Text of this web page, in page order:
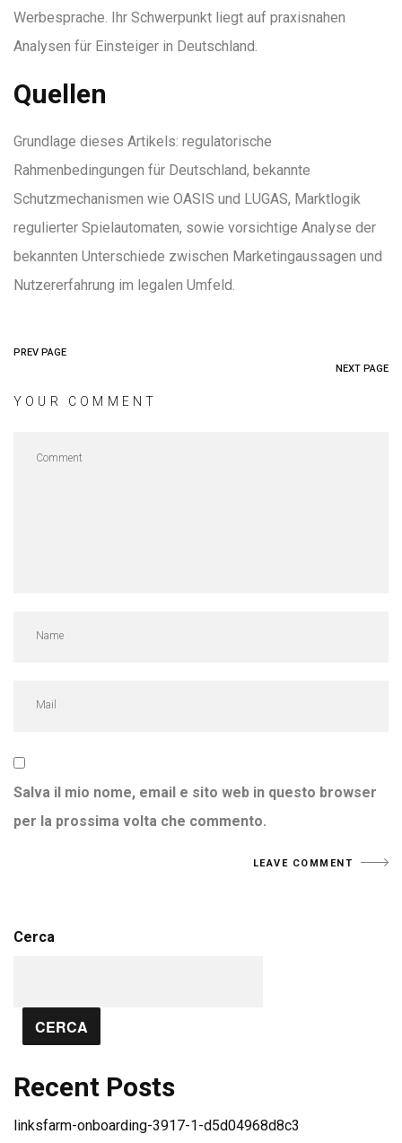
Werbesprache. Ihr Schwerpunkt liegt auf praxisnahen
Analysen für Einsteiger in Deutschland.
Quellen
Grundlage dieses Artikels: regulatorische
Rahmenbedingungen für Deutschland, bekannte
Schutzmechanismen wie OASIS und LUGAS, Marktlogik
regulierter Spielautomaten, sowie vorsichtige Analyse der
bekannten Unterschiede zwischen Marketingaussagen und
Nutzererfahrung im legalen Umfeld.
PREV PAGE
NEXT PAGE
YOUR COMMENT
Salva il mio nome, email e sito web in questo browser
per la prossima volta che commento.
Cerca
CERCA
Recent Posts
linksfarm-onboarding-3917-1-d5d04968d8c3